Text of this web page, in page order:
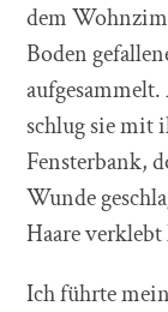
dem
Boden
schlug sie mit
Fensterbank,
Wunde
Haare verklebt
Ich führte